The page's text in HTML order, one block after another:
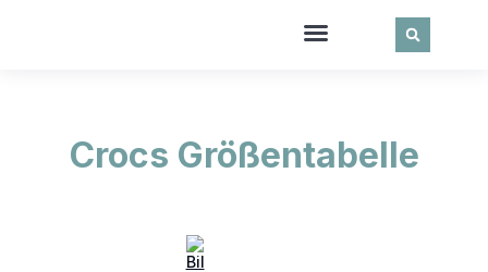
Crocs Größentabelle